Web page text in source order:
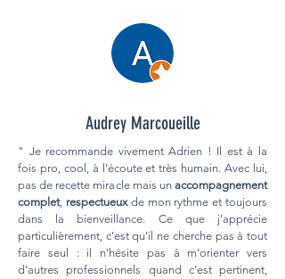
Audrey Marcoueille
" Je recommande vivement Adrien ! Il est à la
fois pro, cool, à l’écoute et très humain. Avec lui,
pas de recette miracle mais un accompagnement
complet, respectueuxde mon rythme et toujours
dans la bienveillance. Ce que j’apprécie
particulièrement, c’est qu’il ne cherche pas à tout
faire seul : il n’hésite pas à m’orienter vers
d’autres professionnels quand c’est pertinent,